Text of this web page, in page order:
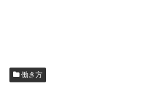
働き方